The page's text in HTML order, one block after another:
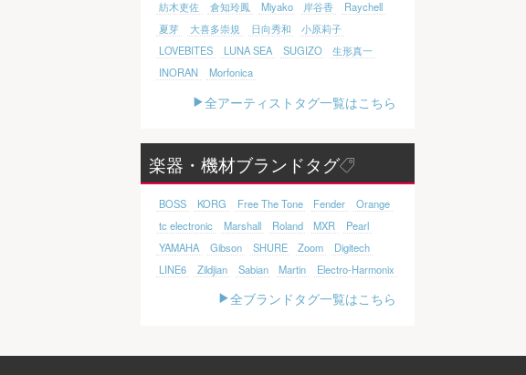
紡木吏佐
倉知玲鳳 Miyako 岸谷香
Raychell
夏芽
大喜多崇規 日向秀和
小原莉子
LOVEBITES
LUNA SEA SUGIZO
生形真一
INORAN
Morfonica
全アーティストタグ一覧はこちら
楽器・機材ブランドタグ
BOSS KORG Free The Tone Fender
Orange
tc electronic
Marshall Roland MXR
Pearl
YAMAHA
Gibson SHURE Zoom
Digitech
LINE6
Zildjian Sabian Martin Electro-Harmonix
全ブランドタグ一覧はこちら